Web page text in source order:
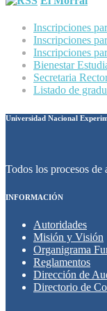
Inscripciones
Inscripciones
Inscripciones
Bienestar
Secretaria
Listado de
Universidad Nacional
Todos los procesos
INFORMACIÓN
Autoridades
Misión y Visión
Organigrama
Reglamentos
Dirección de
Directorio de